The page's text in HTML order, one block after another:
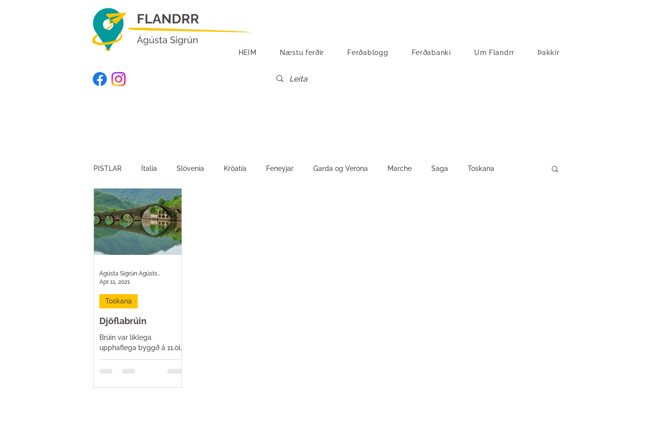
HEIM Næstu ferðir Ferðablogg Ferðabanki Um Flandrr Þakkir
PISTLAR Ítalía Slóvenía Króatía Feneyjar Garda og Verona Marche Saga Toskana
Kirgistan Suður-Afríka
Djöflabrúin
Brúin var líklega
upphaflega byggð á 11.öld
fyrir tilstylli Mathilde
þessum tíma. Kannski vildi
Toskana
Ágústa Sigrún Ágústsdóttir
Apr 11, 2021